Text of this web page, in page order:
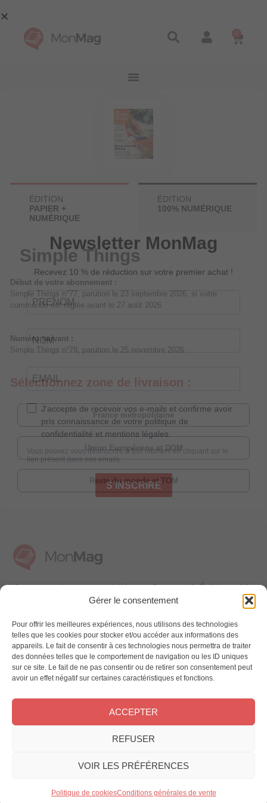
Gérer le consentement
Pour offrir les meilleures expériences, nous utilisons des technologies
telles que les cookies pour stocker et/ou accéder aux informations des
appareils. Le fait de consentir à ces technologies nous permettra de traiter
des données telles que le comportement de navigation ou les ID uniques
sur ce site. Le fait de ne pas consentir ou de retirer son consentement peut
avoir un effet négatif sur certaines caractéristiques et fonctions.
ACCEPTER
REFUSER
VOIR LES PRÉFÉRENCES
Politique de cookiesConditions générales de vente
ÉDITION
PAPIER +
NUMÉRIQUE
ÉDITION
100% NUMÉRIQUE
Simple Things
Début de votre abonnement :
Simple Things n°77, parution le 23 septembre 2026, si votre
commande est réglée avant le 27 août 2026
Numéro suivant :
Simple Things n°78, parution le 25 novembre 2026.
Sélectionnez zone de livraison :
Union Européenne et DOM
Reste du monde et TOM
Ces magazines sont publiés parOracom & Éditions 21
© 2026 Oracom | © 2026 Éditions 21
Mentions légales
CGV
Confidentialité&Cookies
NOS MAGAZINES
Offres d’abonnement
Bons plans
Le groupe Oracom